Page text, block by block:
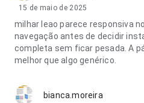
15 de maio de 2025
milhar leao parece responsiva
navegação antes de decidir
completa sem ficar pesada. A
melhor que algo genérico.
bianca.moreira